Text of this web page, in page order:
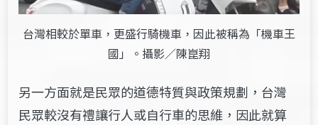
台灣相較於單車，更盛行騎機車，因此被稱為「機車王
國」。攝影／陳崑翔
另一方面就是民眾的道德特質與政策規劃，台灣
民眾較沒有禮讓行人或自行車的思維，因此就算